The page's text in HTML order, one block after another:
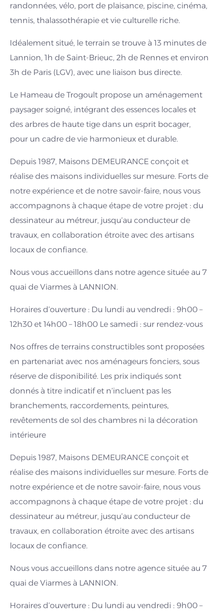
randonnées, vélo, port de plaisance, piscine, cinéma,
tennis, thalassothérapie et vie culturelle riche.
Idéalement situé, le terrain se trouve à 13 minutes de
Lannion, 1h de Saint-Brieuc, 2h de Rennes et environ
3h de Paris (LGV), avec une liaison bus directe.
Le Hameau de Trogoult propose un aménagement
paysager soigné, intégrant des essences locales et
des arbres de haute tige dans un esprit bocager,
pour un cadre de vie harmonieux et durable.
Depuis 1987, Maisons DEMEURANCE conçoit et
réalise des maisons individuelles sur mesure. Forts de
notre expérience et de notre savoir-faire, nous vous
accompagnons à chaque étape de votre projet : du
dessinateur au métreur, jusqu’au conducteur de
travaux, en collaboration étroite avec des artisans
locaux de confiance.
Nous vous accueillons dans notre agence située au 7
quai de Viarmes à LANNION.
Horaires d’ouverture : Du lundi au vendredi : 9h00 –
12h30 et 14h00 – 18h00 Le samedi : sur rendez-vous
Nos offres de terrains constructibles sont proposées
en partenariat avec nos aménageurs fonciers, sous
réserve de disponibilité. Les prix indiqués sont
donnés à titre indicatif et n’incluent pas les
branchements, raccordements, peintures,
revêtements de sol des chambres ni la décoration
intérieure
Depuis 1987, Maisons DEMEURANCE conçoit et
réalise des maisons individuelles sur mesure. Forts de
notre expérience et de notre savoir-faire, nous vous
accompagnons à chaque étape de votre projet : du
dessinateur au métreur, jusqu’au conducteur de
travaux, en collaboration étroite avec des artisans
locaux de confiance.
Nous vous accueillons dans notre agence située au 7
quai de Viarmes à LANNION.
Horaires d’ouverture : Du lundi au vendredi : 9h00 –